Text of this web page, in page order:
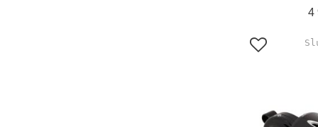
4
Lägg till i